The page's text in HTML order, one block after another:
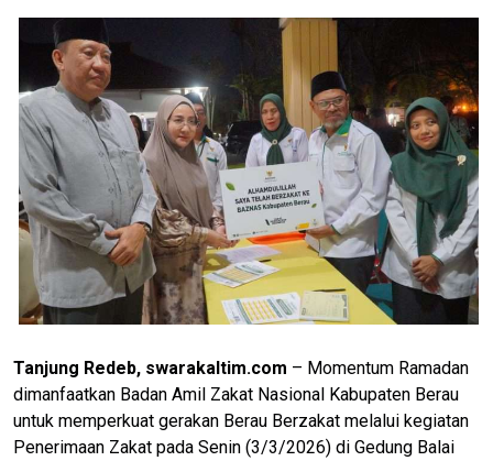
Tanjung Redeb, swarakaltim.com – Momentum Ramadan
dimanfaatkan Badan Amil Zakat Nasional Kabupaten Berau
untuk memperkuat gerakan Berau Berzakat melalui kegiatan
Penerimaan Zakat pada Senin (3/3/2026) di Gedung Balai